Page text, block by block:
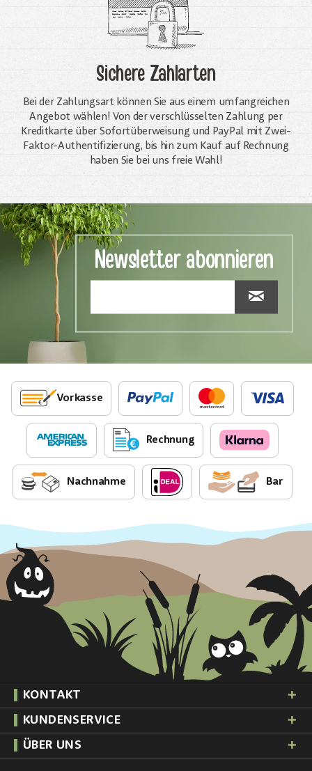
Sichere Zahlarten
Bei der Zahlungsart können Sie aus einem umfangreichen
Angebot wählen! Von der verschlüsselten Zahlung per
Kreditkarte über Sofortüberweisung und PayPal mit Zwei-
Faktor-Authentifizierung, bis hin zum Kauf auf Rechnung
haben Sie bei uns freie Wahl!
Newsletter abonnieren
Vorkasse
Rechnung
Nachnahme Bar
KONTAKT
KUNDENSERVICE
ÜBER UNS